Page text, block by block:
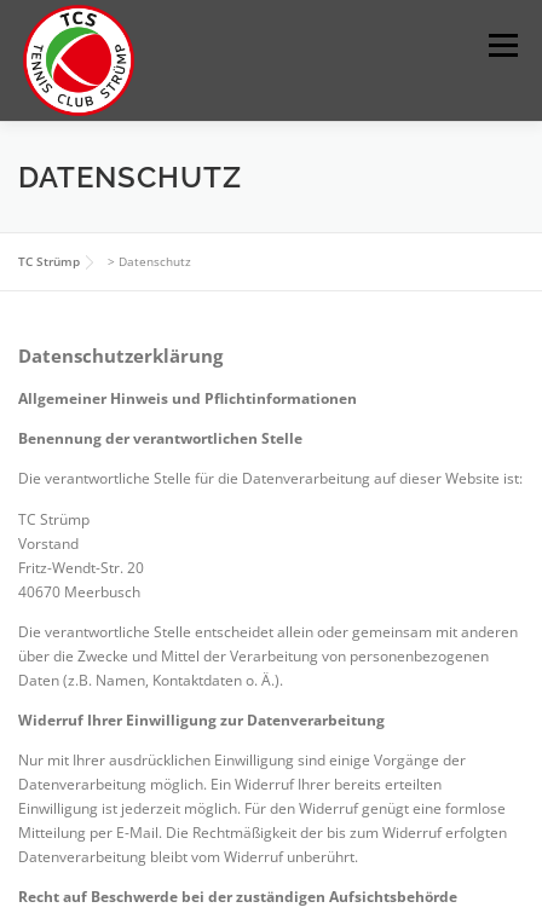
Inhalt
springen
Menü
DER VEREIN SPORT
IMPRESSUM PLATZ BUCHEN
DATENSCHUTZ
TC Strümp > Datenschutz
Datenschutzerklärung
Allgemeiner Hinweis und Pflichtinformationen
Benennung der verantwortlichen Stelle
Die verantwortliche Stelle für die Datenverarbeitung auf dieser Website ist:
TC Strümp
Vorstand
Fritz-Wendt-Str. 20
40670 Meerbusch
Die verantwortliche Stelle entscheidet allein oder gemeinsam mit anderen
über die Zwecke und Mittel der Verarbeitung von personenbezogenen
Daten (z.B. Namen, Kontaktdaten o. Ä.).
Widerruf Ihrer Einwilligung zur Datenverarbeitung
Nur mit Ihrer ausdrücklichen Einwilligung sind einige Vorgänge der
Datenverarbeitung möglich. Ein Widerruf Ihrer bereits erteilten
Einwilligung ist jederzeit möglich. Für den Widerruf genügt eine formlose
Mitteilung per E-Mail. Die Rechtmäßigkeit der bis zum Widerruf erfolgten
Datenverarbeitung bleibt vom Widerruf unberührt.
Recht auf Beschwerde bei der zuständigen Aufsichtsbehörde